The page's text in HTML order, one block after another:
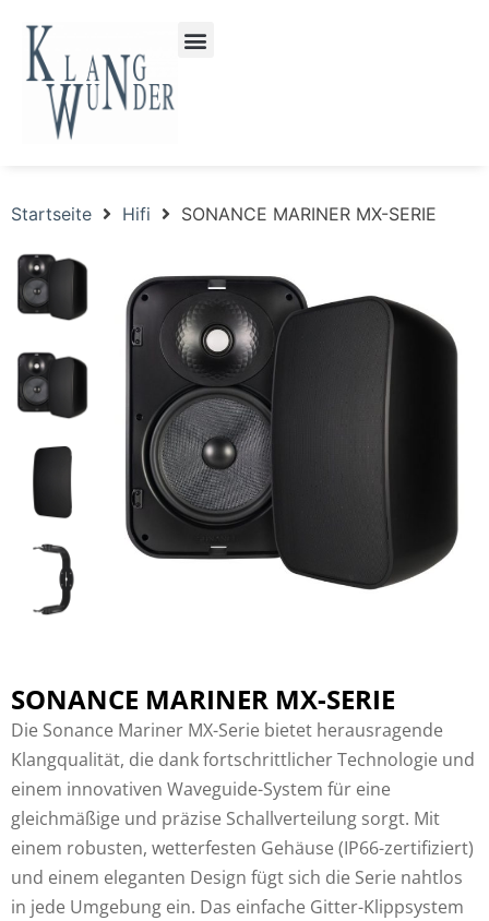
Startseite Hifi SONANCE MARINER MX-SERIE
SONANCE MARINER MX-SERIE
Die Sonance Mariner MX-Serie bietet herausragende
Klangqualität, die dank fortschrittlicher Technologie und
einem innovativen Waveguide-System für eine
gleichmäßige und präzise Schallverteilung sorgt. Mit
einem robusten, wetterfesten Gehäuse (IP66-zertifiziert)
und einem eleganten Design fügt sich die Serie nahtlos
in jede Umgebung ein. Das einfache Gitter-Klippsystem